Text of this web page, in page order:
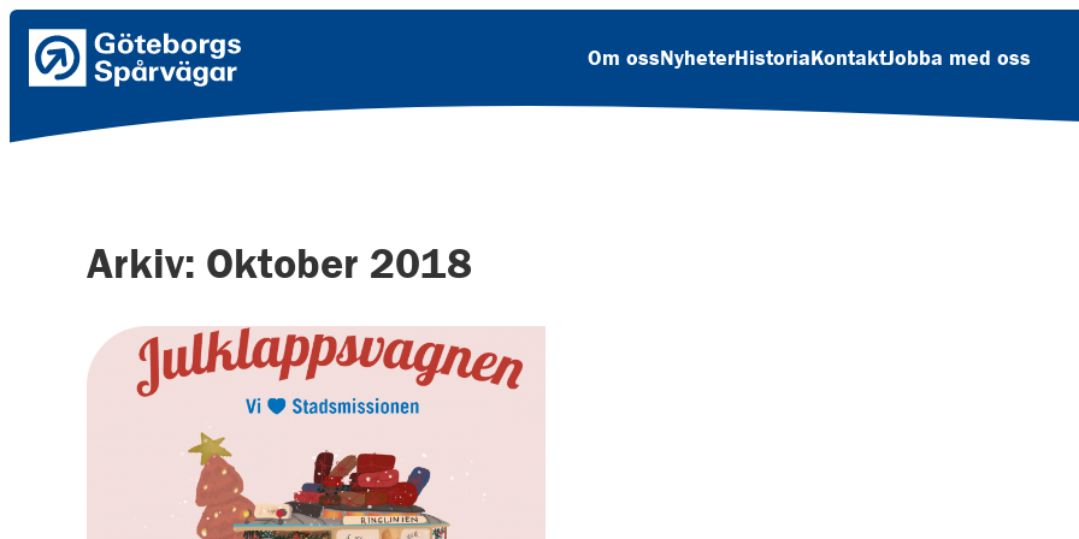
Om ossNyheterHistoriaKontaktJobba med oss
Arkiv: Oktober 2018